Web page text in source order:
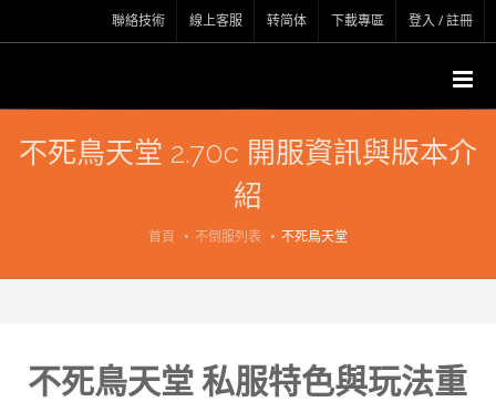
聯絡技術 線上客服 转简体 下載專區 登入 / 註冊
不死鳥天堂 2.70c 開服資訊與版本介
紹
首頁 不倒服列表 不死鳥天堂
不死鳥天堂 私服特色與玩法重